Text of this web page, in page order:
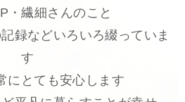
・繊細さんのこと
録などいろいろ綴っていま
す
にとても安心します